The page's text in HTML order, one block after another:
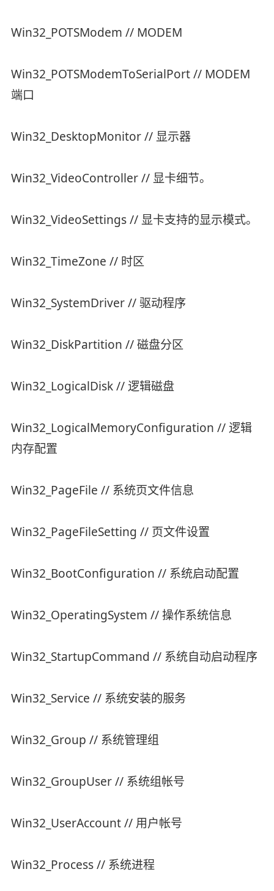
Win32_POTSModem // MODEM
Win32_POTSModemToSerialPort // MODEM
端口
Win32_DesktopMonitor // 显示器
Win32_VideoController // 显卡细节。
Win32_VideoSettings // 显卡支持的显示模式。
Win32_TimeZone // 时区
Win32_SystemDriver // 驱动程序
Win32_DiskPartition // 磁盘分区
Win32_LogicalDisk // 逻辑磁盘
Win32_LogicalMemoryConfiguration // 逻辑
内存配置
Win32_PageFile // 系统页文件信息
Win32_PageFileSetting // 页文件设置
Win32_BootConfiguration // 系统启动配置
Win32_OperatingSystem // 操作系统信息
Win32_StartupCommand // 系统自动启动程序
Win32_Service // 系统安装的服务
Win32_Group // 系统管理组
Win32_GroupUser // 系统组帐号
Win32_UserAccount // 用户帐号
Win32_Process // 系统进程